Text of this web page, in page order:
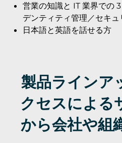
営業の知識と IT 業界での
デンティティ管理／セキュ
日本語と英語を話せる方
製品ラインア
クセスによる
から会社や組